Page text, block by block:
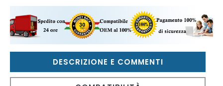
DESCRIZIONE E COMMENTI